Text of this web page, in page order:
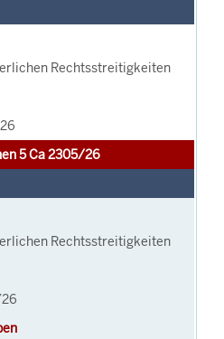
Rechtsstreitigkeiten
5 Ca 2305/26
Rechtsstreitigkeiten